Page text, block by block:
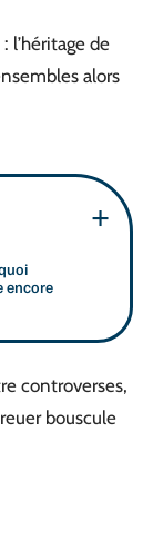
l’héritage de
alors
encore
controverses,
bouscule